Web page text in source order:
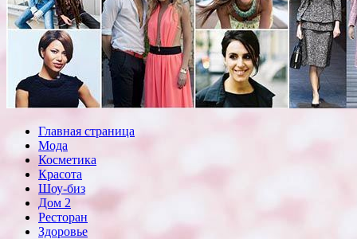
Главная страница
Мода
Косметика
Красота
Шоу-биз
Дом 2
Ресторан
Здоровье